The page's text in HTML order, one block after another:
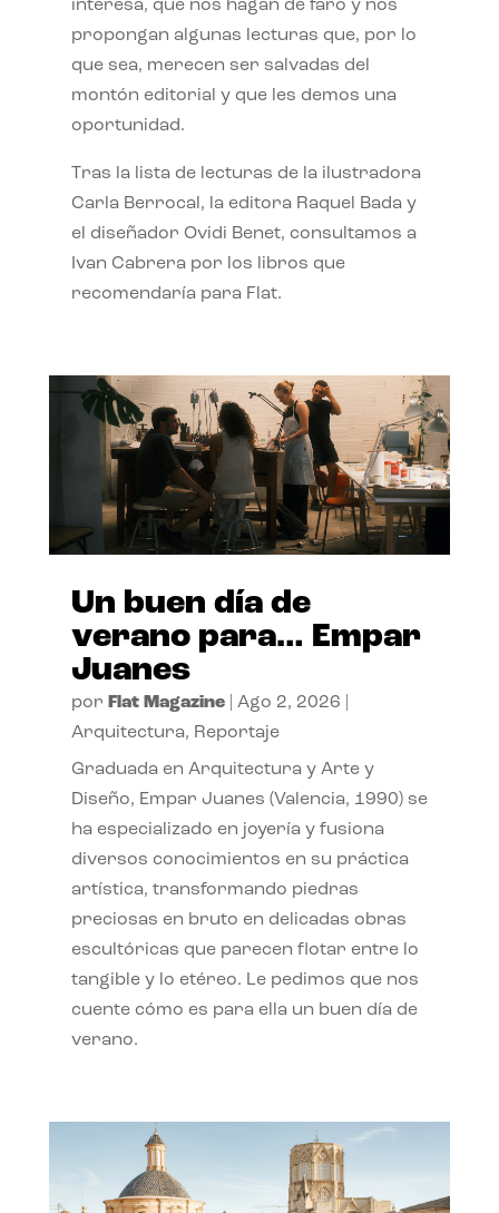
interesa, que nos hagan de faro y nos
propongan algunas lecturas que, por lo
que sea, merecen ser salvadas del
montón editorial y que les demos una
oportunidad.
Tras la lista de lecturas de la ilustradora
Carla Berrocal, la editora Raquel Bada y
el diseñador Ovidi Benet, consultamos a
Ivan Cabrera por los libros que
recomendaría para Flat.
Un buen día de
verano para… Empar
Juanes
por Flat Magazine| Ago 2, 2026
Arquitectura, Reportaje
Graduada en Arquitectura y Arte y
Diseño, Empar Juanes (Valencia, 1990) se
ha especializado en joyería y fusiona
diversos conocimientos en su práctica
artística, transformando piedras
preciosas en bruto en delicadas obras
escultóricas que parecen flotar entre lo
tangible y lo etéreo. Le pedimos que nos
cuente cómo es para ella un buen día de
verano.